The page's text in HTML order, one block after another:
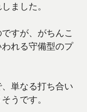
ました。
すが、がちんこ
れる守備型のプ
単なる打ち合い
うです。